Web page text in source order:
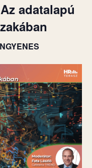
adatalapú